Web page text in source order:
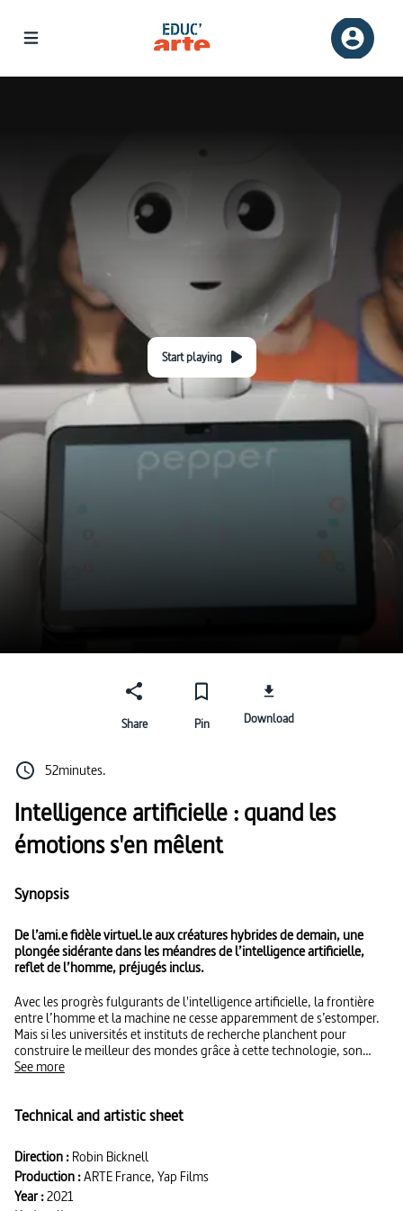
Start playing
Share Pin Download
52minutes.
Intelligence artificielle : quand les
émotions s'en mêlent
Synopsis
De l’ami.e fidèle virtuel.le aux créatures hybrides de demain, une
plongée sidérante dans les méandres de l’intelligence artificielle,
reflet de l’homme, préjugés inclus.
Avec les progrès fulgurants de l'intelligence artificielle, la frontière
entre l’homme et la machine ne cesse apparemment de s’estomper.
Mais si les universités et instituts de recherche planchent pour
construire le meilleur des mondes grâce à cette technologie, son
exponentielle puissance pourrait bien engendrer le pire. Dans un
L’homme a déjà "perdu" le monopole des émotions et de la créativité
fidèle virtuel(le) "qui se soucie de vous", tandis qu’à Vienne la
Symphonie n° 10 de Beethoven, inachevée, vient d’être complétée
par l’IA. Le mouvement ou la manipulation d’un objet reste toutefois
plus difficile à reproduire. À Atlanta, le laboratoire de robotique de
See more
Technical and artistic sheet
Direction :Robin Bicknell
Production :ARTE France, Yap Films
Year :2021